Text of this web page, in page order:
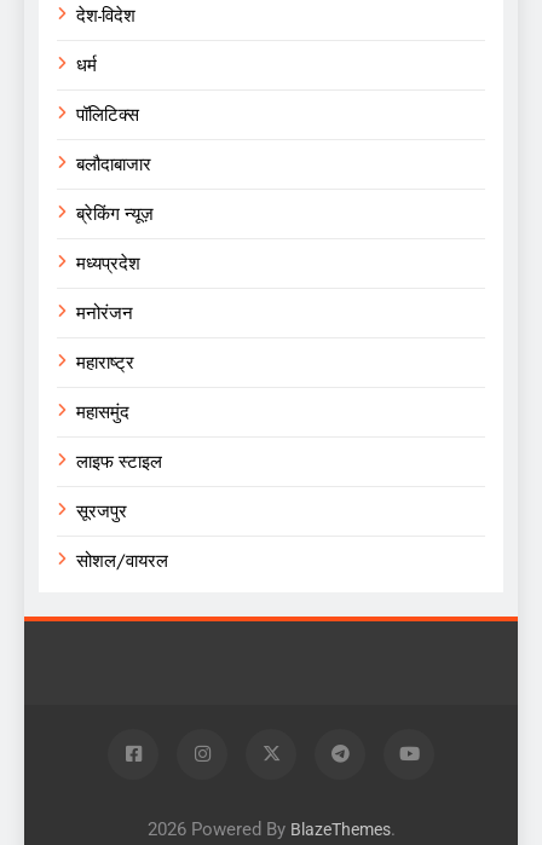
देश-विदेश
धर्म
पॉलिटिक्स
बलौदाबाजार
ब्रेकिंग न्यूज़
मध्यप्रदेश
मनोरंजन
महाराष्ट्र
महासमुंद
लाइफ स्टाइल
सूरजपुर
सोशल/वायरल
2026 Powered By BlazeThemes.